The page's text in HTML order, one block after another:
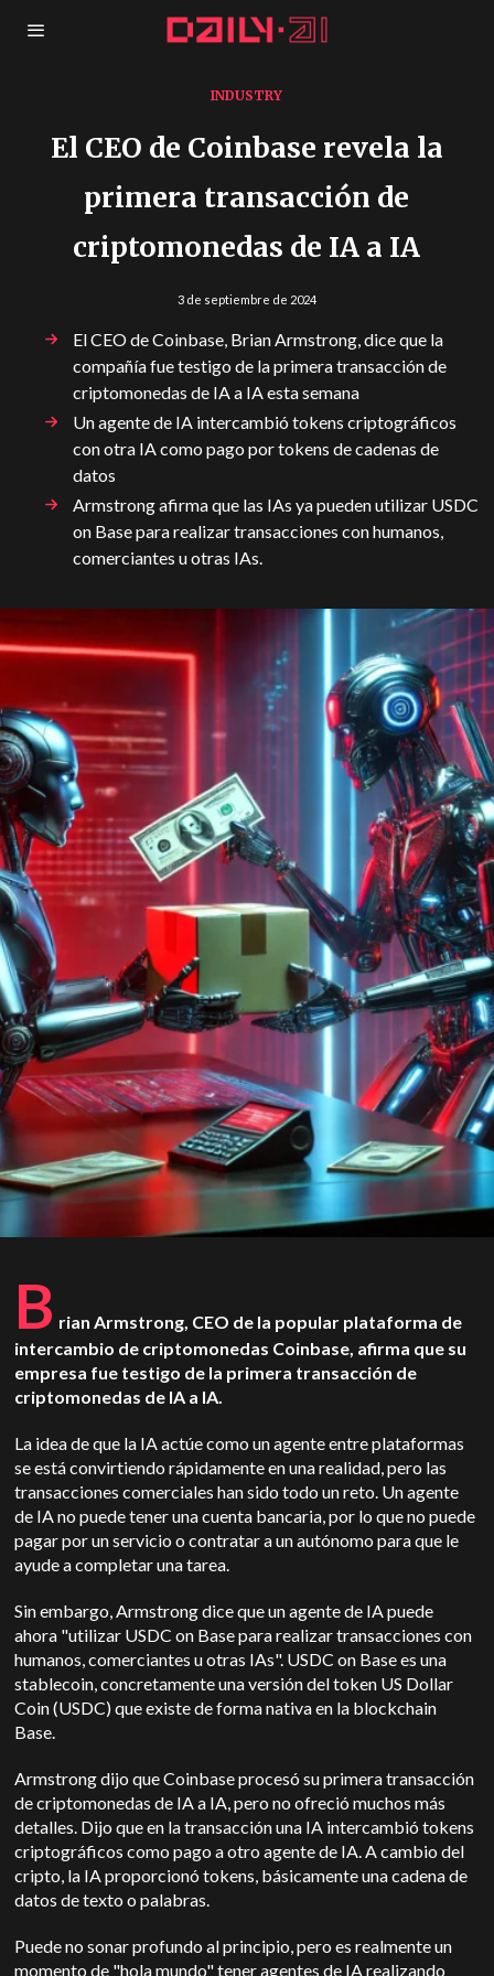
INDUSTRY
El CEO de Coinbase revela la
primera transacción de
criptomonedas de IA a IA
3 de septiembre de 2024
El CEO de Coinbase, Brian Armstrong, dice que la
compañía fue testigo de la primera transacción de
criptomonedas de IA a IA esta semana
Un agente de IA intercambió tokens criptográficos
con otra IA como pago por tokens de cadenas de
datos
Armstrong afirma que las IAs ya pueden utilizar USDC
on Base para realizar transacciones con humanos,
comerciantes u otras IAs.
B rian Armstrong, CEO de la popular plataforma de
intercambio de criptomonedas Coinbase, afirma que su
empresa fue testigo de la primera transacción de
criptomonedas de IA a IA.
La idea de que la IA actúe como un agente entre plataformas
se está convirtiendo rápidamente en una realidad, pero las
transacciones comerciales han sido todo un reto. Un agente
de IA no puede tener una cuenta bancaria, por lo que no puede
pagar por un servicio o contratar a un autónomo para que le
ayude a completar una tarea.
Sin embargo, Armstrong dice que un agente de IA puede
ahora "utilizar USDC on Base para realizar transacciones con
humanos, comerciantes u otras IAs". USDC on Base es una
stablecoin, concretamente una versión del token US Dollar
Coin (USDC) que existe de forma nativa en la blockchain
Base.
Armstrong dijo que Coinbase procesó su primera transacción
de criptomonedas de IA a IA, pero no ofreció muchos más
detalles. Dijo que en la transacción una IA intercambió tokens
criptográficos como pago a otro agente de IA. A cambio del
cripto, la IA proporcionó tokens, básicamente una cadena de
datos de texto o palabras.
Puede no sonar profundo al principio, pero es realmente un
momento de "hola mundo" tener agentes de IA realizando